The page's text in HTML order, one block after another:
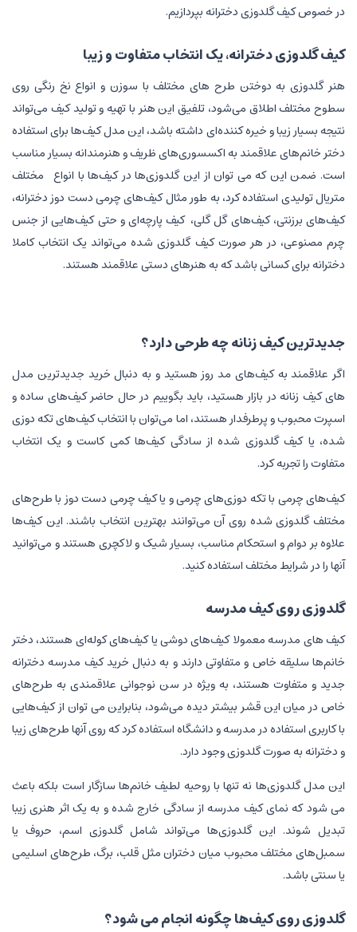
در خصوص کیف گلدوزی دخترانه بپردازیم.
کیف گلدوزی دخترانه، یک انتخاب متفاوت و زیبا
هنر گلدوزی به دوختن طرح های مختلف با سوزن و انواع نخ رنگی روی
سطوح مختلف اطلاق می‌شود، تلفیق این هنر با تهیه و تولید کیف می‌تواند
نتیجه بسیار زیبا و خیره کننده‌ای داشته باشد، این مدل کیف‌ها برای استفاده
دختر خانم‌های علاقمند به اکسسوری‌های ظریف و هنرمندانه بسیار مناسب
است. ضمن این که می توان از این گلدوزی‌ها در کیف‌ها با انواع مختلف
متریال تولیدی استفاده کرد، به طور مثال کیف‌های چرمی دست دوز دخترانه،
کیف‌های برزنتی، کیف‌های گل گلی، کیف پارچه‌ای و حتی کیف‌هایی از جنس
چرم مصنوعی، در هر صورت کیف گلدوزی شده می‌تواند یک انتخاب کاملا
دخترانه برای کسانی باشد که به هنرهای دستی علاقمند هستند.
جدیدترین کیف زنانه چه طرحی دارد؟
اگر علاقمند به کیف‌های مد روز هستید و به دنبال خرید جدیدترین مدل
های کیف زنانه در بازار هستید، باید بگوییم در حال حاضر کیف‌های ساده و
اسپرت محبوب و پرطرفدار هستند، اما می‌توان با انتخاب کیف‌های تکه دوزی
شده، یا کیف گلدوزی شده از سادگی کیف‌ها کمی کاست و یک انتخاب
متفاوت را تجربه کرد.
کیف‌های چرمی با تکه دوزی‌های چرمی و یا کیف چرمی دست دوز با طرح‌های
مختلف گلدوزی شده روی آن می‌توانند بهترین انتخاب باشند. این کیف‌ها
علاوه بر دوام و استحکام مناسب، بسیار شیک و لاکچری هستند و می‌توانید
آنها را در شرایط مختلف استفاده کنید.
گلدوزی روی کیف مدرسه
کیف های مدرسه معمولا کیف‌های دوشی یا کیف‌های کوله‌ای هستند، دختر
خانم‌ها سلیقه خاص و متفاوتی دارند و به دنبال خرید کیف مدرسه دخترانه
جدید و متفاوت هستند، به ویژه در سن نوجوانی علاقمندی به طرح‌های
خاص در میان این قشر بیشتر دیده می‌شود، بنابراین می توان از کیف‌هایی
با کاربری استفاده در مدرسه و دانشگاه استفاده کرد که روی آنها طرح‌های زیبا
و دخترانه به صورت گلدوزی وجود دارد.
این مدل گلدوزی‌ها نه تنها با روحیه لطیف خانم‌ها سازگار است بلکه باعث
می شود که نمای کیف مدرسه از سادگی خارج شده و به یک اثر هنری زیبا
تبدیل شوند. این گلدوزی‌ها می‌تواند شامل گلدوزی اسم، حروف یا
سمبل‌های مختلف محبوب میان دختران مثل قلب، برگ، طرح‌های اسلیمی
یا سنتی باشد.
گلدوزی روی کیف‌ها چگونه انجام می شود؟